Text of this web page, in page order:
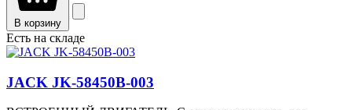
В корзину
Есть на складе
JACK JK-58450B-003